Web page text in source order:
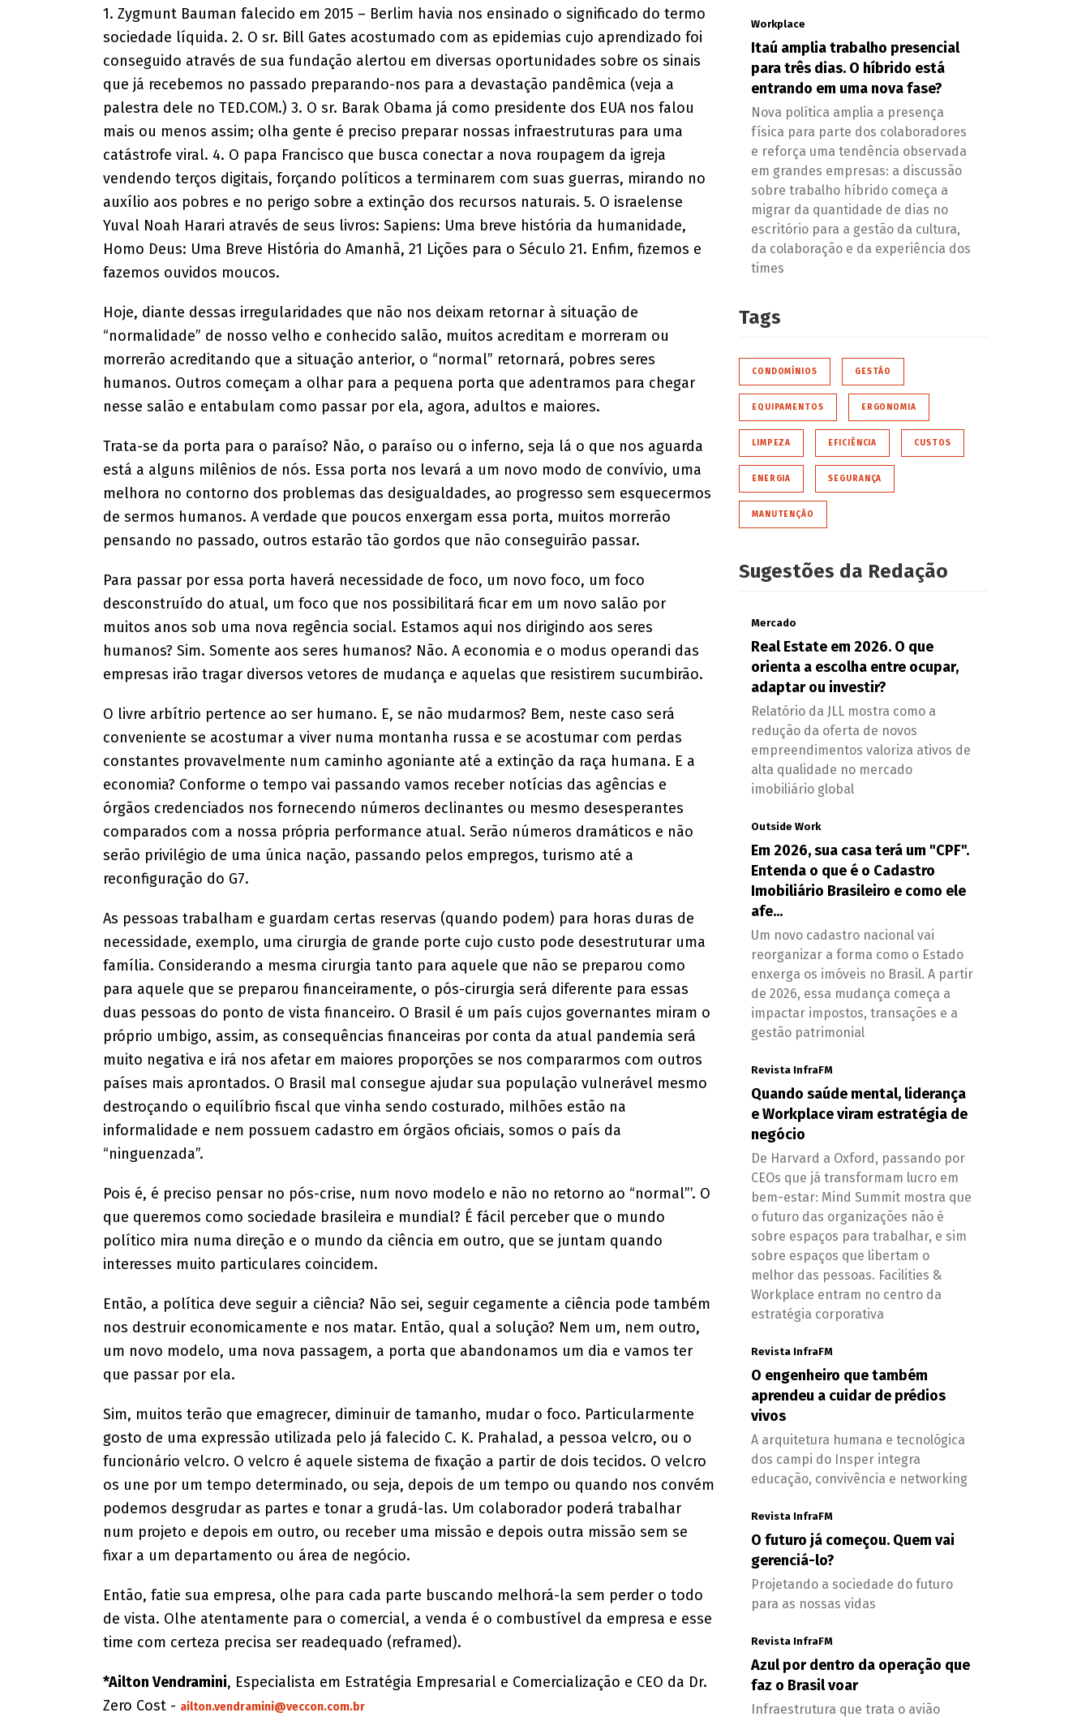
1. Zygmunt Bauman falecido em 2015 – Berlim havia nos ensinado o significado do termo
sociedade líquida. 2. O sr. Bill Gates acostumado com as epidemias cujo aprendizado foi
conseguido através de sua fundação alertou em diversas oportunidades sobre os sinais
que já recebemos no passado preparando-nos para a devastação pandêmica (veja a
palestra dele no TED.COM.) 3. O sr. Barak Obama já como presidente dos EUA nos falou
mais ou menos assim; olha gente é preciso preparar nossas infraestruturas para uma
catástrofe viral. 4. O papa Francisco que busca conectar a nova roupagem da igreja
vendendo terços digitais, forçando políticos a terminarem com suas guerras, mirando no
auxílio aos pobres e no perigo sobre a extinção dos recursos naturais. 5. O israelense
Yuval Noah Harari através de seus livros: Sapiens: Uma breve história da humanidade,
Homo Deus: Uma Breve História do Amanhã, 21 Lições para o Século 21. Enfim, fizemos e
fazemos ouvidos moucos.
Hoje, diante dessas irregularidades que não nos deixam retornar à situação de
“normalidade” de nosso velho e conhecido salão, muitos acreditam e morreram ou
morrerão acreditando que a situação anterior, o “normal” retornará, pobres seres
humanos. Outros começam a olhar para a pequena porta que adentramos para chegar
nesse salão e entabulam como passar por ela, agora, adultos e maiores.
Trata-se da porta para o paraíso? Não, o paraíso ou o inferno, seja lá o que nos aguarda
está a alguns milênios de nós. Essa porta nos levará a um novo modo de convívio, uma
melhora no contorno dos problemas das desigualdades, ao progresso sem esquecermos
de sermos humanos. A verdade que poucos enxergam essa porta, muitos morrerão
pensando no passado, outros estarão tão gordos que não conseguirão passar.
Para passar por essa porta haverá necessidade de foco, um novo foco, um foco
desconstruído do atual, um foco que nos possibilitará ficar em um novo salão por
muitos anos sob uma nova regência social. Estamos aqui nos dirigindo aos seres
humanos? Sim. Somente aos seres humanos? Não. A economia e o modus operandi das
empresas irão tragar diversos vetores de mudança e aquelas que resistirem sucumbirão.
O livre arbítrio pertence ao ser humano. E, se não mudarmos? Bem, neste caso será
conveniente se acostumar a viver numa montanha russa e se acostumar com perdas
constantes provavelmente num caminho agoniante até a extinção da raça humana. E a
economia? Conforme o tempo vai passando vamos receber notícias das agências e
órgãos credenciados nos fornecendo números declinantes ou mesmo desesperantes
comparados com a nossa própria performance atual. Serão números dramáticos e não
serão privilégio de uma única nação, passando pelos empregos, turismo até a
reconfiguração do G7.
As pessoas trabalham e guardam certas reservas (quando podem) para horas duras de
necessidade, exemplo, uma cirurgia de grande porte cujo custo pode desestruturar uma
família. Considerando a mesma cirurgia tanto para aquele que não se preparou como
para aquele que se preparou financeiramente, o pós-cirurgia será diferente para essas
duas pessoas do ponto de vista financeiro. O Brasil é um país cujos governantes miram o
próprio umbigo, assim, as consequências financeiras por conta da atual pandemia será
muito negativa e irá nos afetar em maiores proporções se nos compararmos com outros
países mais aprontados. O Brasil mal consegue ajudar sua população vulnerável mesmo
destroçando o equilíbrio fiscal que vinha sendo costurado, milhões estão na
informalidade e nem possuem cadastro em órgãos oficiais, somos o país da
“ninguenzada”.
Pois é, é preciso pensar no pós-crise, num novo modelo e não no retorno ao “normal”’. O
que queremos como sociedade brasileira e mundial? É fácil perceber que o mundo
político mira numa direção e o mundo da ciência em outro, que se juntam quando
interesses muito particulares coincidem.
Então, a política deve seguir a ciência? Não sei, seguir cegamente a ciência pode também
nos destruir economicamente e nos matar. Então, qual a solução? Nem um, nem outro,
um novo modelo, uma nova passagem, a porta que abandonamos um dia e vamos ter
que passar por ela.
Sim, muitos terão que emagrecer, diminuir de tamanho, mudar o foco. Particularmente
gosto de uma expressão utilizada pelo já falecido C. K. Prahalad, a pessoa velcro, ou o
funcionário velcro. O velcro é aquele sistema de fixação a partir de dois tecidos. O velcro
os une por um tempo determinado, ou seja, depois de um tempo ou quando nos convém
podemos desgrudar as partes e tonar a grudá-las. Um colaborador poderá trabalhar
num projeto e depois em outro, ou receber uma missão e depois outra missão sem se
fixar a um departamento ou área de negócio.
Então, fatie sua empresa, olhe para cada parte buscando melhorá-la sem perder o todo
de vista. Olhe atentamente para o comercial, a venda é o combustível da empresa e esse
time com certeza precisa ser readequado (reframed).
*Ailton Vendramini, Especialista em Estratégia Empresarial e Comercialização e CEO da Dr.
Zero Cost - ailton.vendramini@veccon.com.br
Workplace
Itaú amplia trabalho presencial
para três dias. O híbrido está
entrando em uma nova fase?
Nova política amplia a presença
física para parte dos colaboradores
e reforça uma tendência observada
em grandes empresas: a discussão
sobre trabalho híbrido começa a
migrar da quantidade de dias no
escritório para a gestão da cultura,
da colaboração e da experiência dos
times
Tags
CONDOMÍNIOS GESTÃO
EQUIPAMENTOS ERGONOMIA
LIMPEZA EFICIÊNCIA CUSTOS
ENERGIA SEGURANÇA
MANUTENÇÃO
Sugestões da Redação
Mercado
Real Estate em 2026. O que
orienta a escolha entre ocupar,
adaptar ou investir?
Relatório da JLL mostra como a
redução da oferta de novos
empreendimentos valoriza ativos de
alta qualidade no mercado
imobiliário global
Outside Work
Em 2026, sua casa terá um "CPF".
Entenda o que é o Cadastro
Imobiliário Brasileiro e como ele
afe...
Um novo cadastro nacional vai
reorganizar a forma como o Estado
enxerga os imóveis no Brasil. A partir
de 2026, essa mudança começa a
impactar impostos, transações e a
gestão patrimonial
Revista InfraFM
Quando saúde mental, liderança
e Workplace viram estratégia de
negócio
De Harvard a Oxford, passando por
CEOs que já transformam lucro em
bem-estar: Mind Summit mostra que
o futuro das organizações não é
sobre espaços para trabalhar, e sim
sobre espaços que libertam o
melhor das pessoas. Facilities &
Workplace entram no centro da
estratégia corporativa
Revista InfraFM
O engenheiro que também
aprendeu a cuidar de prédios
vivos
A arquitetura humana e tecnológica
dos campi do Insper integra
educação, convivência e networking
Revista InfraFM
O futuro já começou. Quem vai
gerenciá-lo?
Projetando a sociedade do futuro
para as nossas vidas
Revista InfraFM
Azul por dentro da operação que
faz o Brasil voar
Infraestrutura que trata o avião